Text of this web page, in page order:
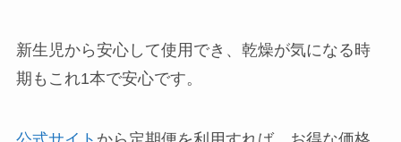
新生児から安心して使用でき、乾燥が気になる時
期もこれ1本で安心です。